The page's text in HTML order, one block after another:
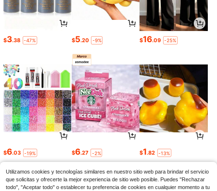
$3.38 -47% $5.20 -9% $16.09 -25%
$6.03 -19% $6.27 -2% $1.82 -13%
Utilizamos cookies y tecnologías similares en nuestro sitio web para brindar el servicio
que solicitas y ofrecerte la mejor experiencia de sitio web posible. Puedes "Rechazar
todo", "Aceptar todo" o establecer tu preferencia de cookies en cualquier momento a tu